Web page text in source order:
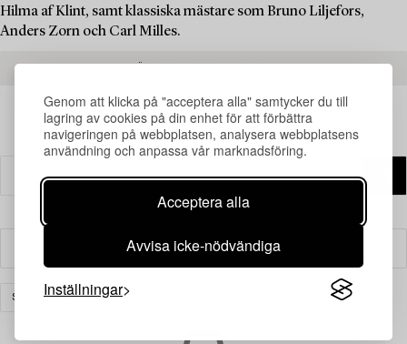
Genom att klicka på "acceptera alla" samtycker du till
lagring av cookies på din enhet för att förbättra
navigeringen på webbplatsen, analysera webbplatsens
användning och anpassa vår marknadsföring.
Acceptera alla
Avvisa icke-nödvändiga
Inställningar
Hilma af Klint, samt klassiska mästare som Bruno Liljefors,
Anders Zorn och Carl Milles.
Filter
SILVER OCH PRECIOSA